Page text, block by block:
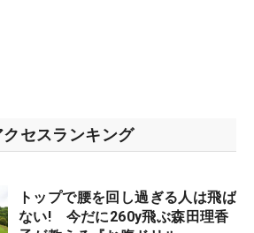
セスランキング
トップで腰を回し過ぎる人は飛ば
ない! 今だに260y飛ぶ森田理香